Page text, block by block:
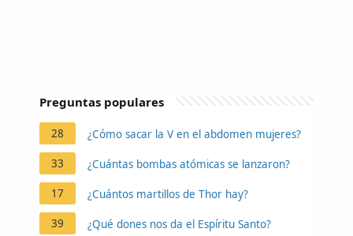
Preguntas populares
28 ¿Cómo sacar la V en el abdomen mujeres?
33 ¿Cuántas bombas atómicas se lanzaron?
17 ¿Cuántos martillos de Thor hay?
39 ¿Qué dones nos da el Espíritu Santo?